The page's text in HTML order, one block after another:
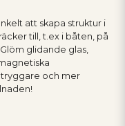
att skapa struktur i
till, t.ex i båten, på
glidande glas,
och mer